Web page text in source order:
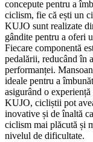
concepute pentru a
ciclism, fie că ești un
KUJO sunt realizate
gândite pentru a oferi
Fiecare componentă
pedalării, reducând în
performanței.
ideale pentru a
asigurând o
KUJO, cicliștii pot
inovative și de înaltă
ciclism mai plăcută și
nivelul de dificultate.